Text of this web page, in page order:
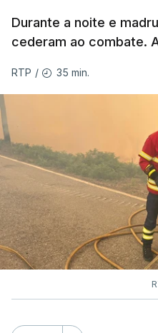
ESTE CONTEÚDO
MOMENTO
As autoridades
dias ou semanas para
dois mil operacionais
às chamas.
Durante a noite e
cederam ao combate.
RTP / 35 min.